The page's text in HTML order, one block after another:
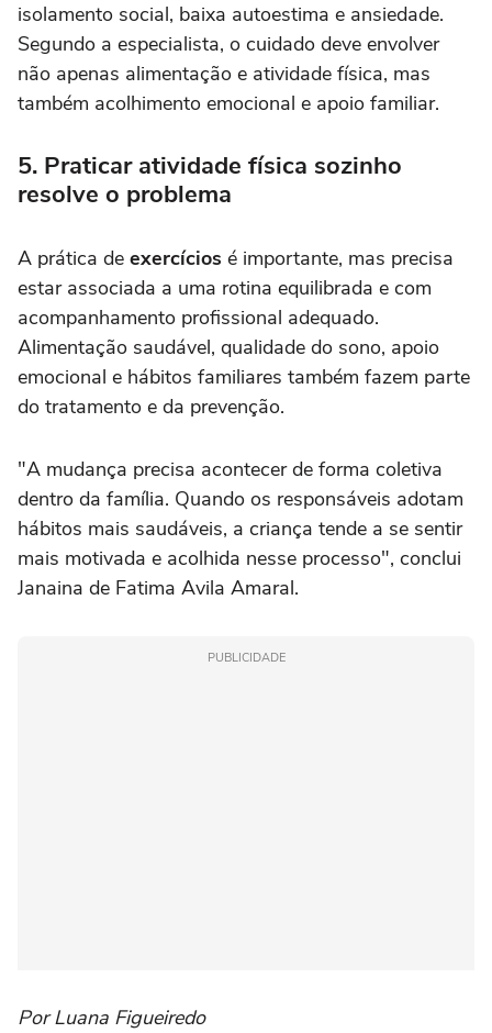
isolamento social, baixa autoestima e ansiedade.
Segundo a especialista, o cuidado deve envolver
não apenas alimentação e atividade física, mas
também acolhimento emocional e apoio familiar.
5. Praticar atividade física sozinho
resolve o problema
A prática de exercícios é importante, mas precisa
estar associada a uma rotina equilibrada e com
acompanhamento profissional adequado.
Alimentação saudável, qualidade do sono, apoio
emocional e hábitos familiares também fazem parte
do tratamento e da prevenção.
"A mudança precisa acontecer de forma coletiva
dentro da família. Quando os responsáveis adotam
hábitos mais saudáveis, a criança tende a se sentir
mais motivada e acolhida nesse processo", conclui
Janaina de Fatima Avila Amaral.
PUBLICIDADE
Por Luana Figueiredo